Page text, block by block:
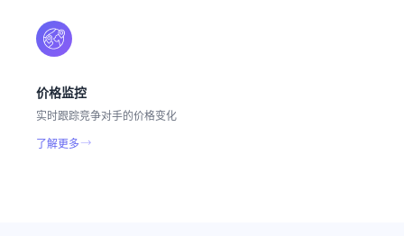
价格监控
实时跟踪竞争对手的价格变化
了解更多